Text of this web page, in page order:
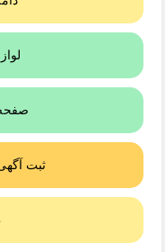
ثبت